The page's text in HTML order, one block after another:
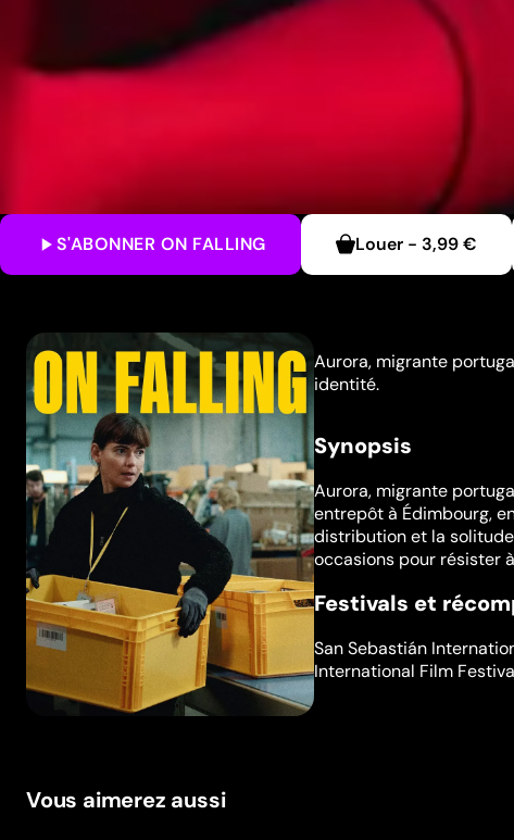
S'ABONNER ON FALLING Louer- 3,99 €
Aurora, migrante
identité.
Synopsis
Aurora, migrante
entrepôt à Édimbourg,
distribution et la
occasions pour résister
Festivals et
San Sebastián
International Film
Vous aimerez aussi